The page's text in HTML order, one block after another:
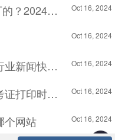
哪种心理咨询师证书是国家认可的？2024年怎么考？ Oct 16, 2024
Oct 16, 2024
2024年心理咨询师取消了吗？行业新闻快讯及对未来的预测 Oct 16, 2024
运城2024下半年心理咨询师准考证打印时间_11月9-17日 Oct 16, 2024
个网站 Oct 16, 2024